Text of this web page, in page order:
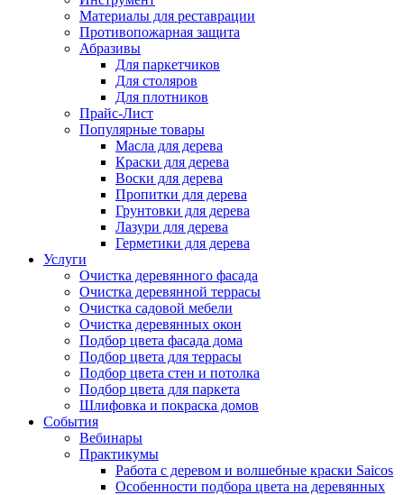
Материалы для реставрации
Противопожарная защита
Абразивы
Для паркетчиков
Для столяров
Для плотников
Прайс-Лист
Популярные товары
Масла для дерева
Краски для дерева
Воски для дерева
Пропитки для дерева
Грунтовки для дерева
Лазури для дерева
Герметики для дерева
Услуги
Очистка деревянного фасада
Очистка деревянной террасы
Очистка садовой мебели
Очистка деревянных окон
Подбор цвета фасада дома
Подбор цвета для террасы
Подбор цвета стен и потолка
Подбор цвета для паркета
Шлифовка и покраска домов
События
Вебинары
Практикумы
Работа с деревом и волшебные краски Saicos
Особенности подбора цвета на деревянных